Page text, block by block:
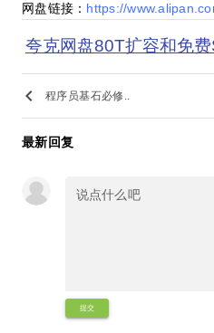
网盘链接： https://
夸克网盘80T扩容和免
keyboard_arrow_left 程序员基石必修..
最新回复
提交